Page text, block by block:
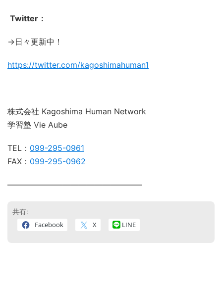
Twitter：
→日々更新中！
https://twitter.com/kagoshimahuman1
株式会社 Kagoshima Human Network
学習塾 Vie Aube
TEL： 099-295-0961
FAX： 099-295-0962
―――――――――――――――――
共有:
Facebook X LINE